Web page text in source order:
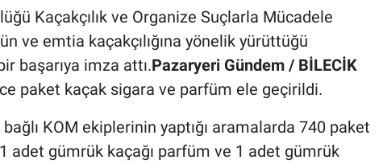
Kaçakçılık ve Organize Suçlarla Mücadele
ve emtia kaçakçılığına yönelik yürüttüğü
başarıya imza attı.Pazaryeri Gündem / BİLECİK
paket kaçak sigara ve parfüm ele geçirildi.
KOM ekiplerinin yaptığı aramalarda 740 paket
adet gümrük kaçağı parfüm ve 1 adet gümrük